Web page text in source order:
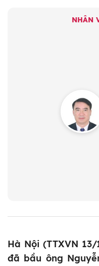
NHÂN
Hà Nội (TTXVN
đã bầu ông